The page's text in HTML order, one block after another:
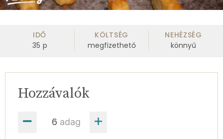
IDŐ
35 p
KÖLTSÉG
megfizethető
NEHÉZSÉG
könnyű
adag
Hozzávalók